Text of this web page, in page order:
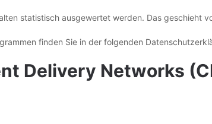
statistisch ausgewertet werden. Das geschieht
finden Sie in der folgenden
Delivery Networks